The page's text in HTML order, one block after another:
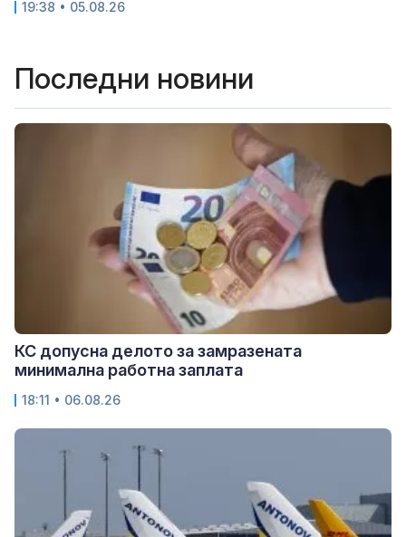
19:38 • 05.08.26
Последни новини
КС допусна делото за замразената
минимална работна заплата
18:11 • 06.08.26